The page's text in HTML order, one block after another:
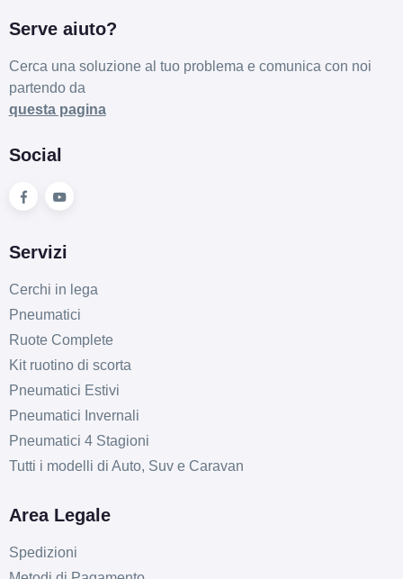
Serve aiuto?
Cerca una soluzione al tuo problema e comunica con noi
partendo da
questa pagina
Social
Servizi
Cerchi in lega
Pneumatici
Ruote Complete
Kit ruotino di scorta
Pneumatici Estivi
Pneumatici Invernali
Pneumatici 4 Stagioni
Tutti i modelli di Auto, Suv e Caravan
Area Legale
Spedizioni